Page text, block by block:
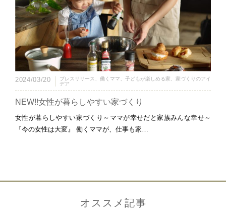
2024/03/20 プレスリリース 働くママ 子どもが楽しめる家
家づくりのアイ
デア
NEW!!女性が暮らしやすい家づくり
女性が暮らしやすい家づくり～ママが幸せだと家族みんな幸せ～
『今の女性は大変』 働くママが、仕事も家…
オススメ記事